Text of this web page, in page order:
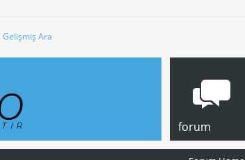
Gelişmiş Ara
forum